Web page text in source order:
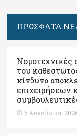
ΠΡΟΣΦΑΤΑ
Νομοτεχνικές
του
κίνδυνο
επιχειρήσεων
5 Αυγούστου 2026